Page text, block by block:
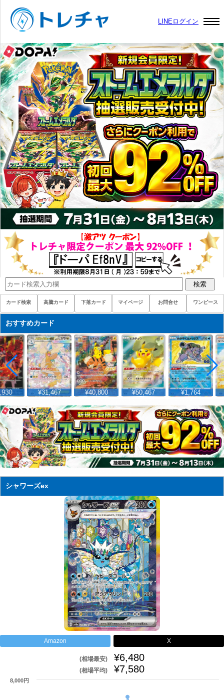
LINEログイン
検索
カード検索 高騰カード 下落カード マイページ お問合せ ワンピース
おすすめカード
¥31,467 ¥40,800 ¥50,467 ¥1,764
シャワーズex
Amazon X
(相場最安) ¥6,480
(相場平均) ¥7,580
8,000円